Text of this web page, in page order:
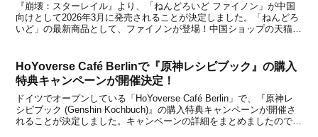
『崩壊：スターレイル』より、「ねんどろいど ファイノン」が中国
向けとして2026年3月に発売されることが決定しました。「ねんどろ
いど」の最新商品として、ファイノンが登場！中国ショップの天猫
HoYoverse Café Berlinで『原神レシピブック』の購入
特典キャンペーンが開催決定！
ドイツでオープンしている「HoYoverse Café Berlin」で、『原神レ
シピブック (Genshin Kochbuch)』の購入特典キャンペーンが開催さ
れることが決定しました。キャンペーンの詳細をまとめましたので、